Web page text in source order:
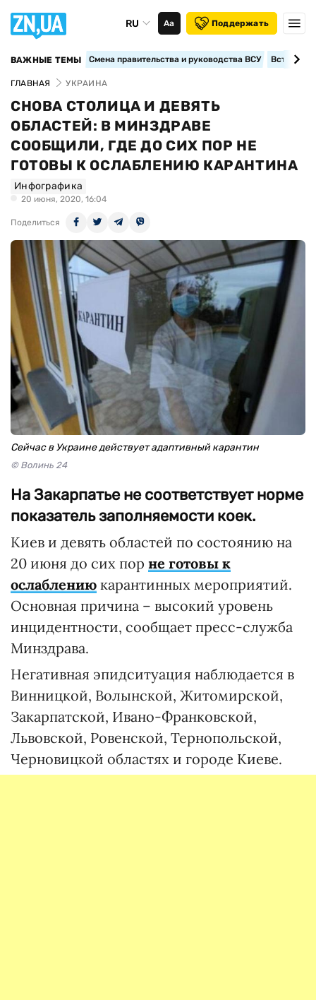
RU Аа Поддержать
ВАЖНЫЕ ТЕМЫ Смена правительства и руководства ВСУ
ГЛАВНАЯ УКРАИНА
СНОВА СТОЛИЦА И ДЕВЯТЬ
ОБЛАСТЕЙ: В МИНЗДРАВЕ
СООБЩИЛИ, ГДЕ ДО СИХ ПОР НЕ
ГОТОВЫ К ОСЛАБЛЕНИЮ КАРАНТИНА
Инфографика
20 июня, 2020, 16:04
Поделиться
Сейчас в Украине действует адаптивный карантин
© Волинь 24
На Закарпатье не соответствует норме
показатель заполняемости коек.
Киев и девять областей по состоянию на
20 июня до сих пор не готовы к
ослаблению карантинных мероприятий.
Основная причина – высокий уровень
инцидентности, сообщает пресс-служба
Минздрава.
Негативная эпидситуация наблюдается в
Винницкой, Волынской, Житомирской,
Закарпатской, Ивано-Франковской,
Львовской, Ровенской, Тернопольской,
Черновицкой областях и городе Киеве.